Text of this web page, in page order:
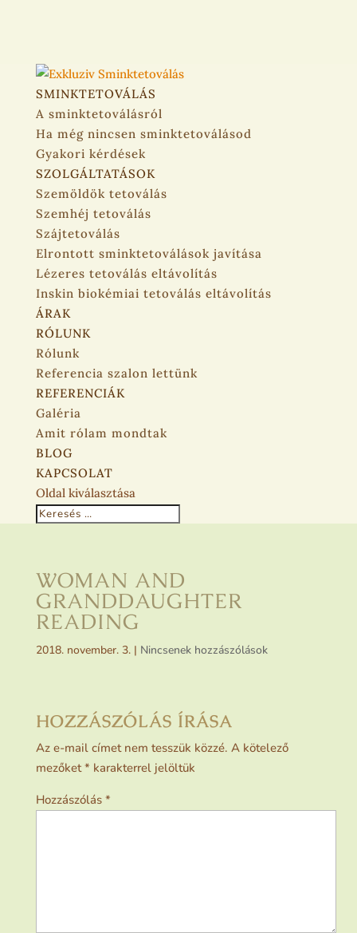
SMINKTETOVÁLÁS
A sminktetoválásról
Ha még nincsen sminktetoválásod
Gyakori kérdések
SZOLGÁLTATÁSOK
Szemöldök tetoválás
Szemhéj tetoválás
Szájtetoválás
Elrontott sminktetoválások javítása
Lézeres tetoválás eltávolítás
Inskin biokémiai tetoválás eltávolítás
ÁRAK
RÓLUNK
Rólunk
Referencia szalon lettünk
REFERENCIÁK
Galéria
Amit rólam mondtak
BLOG
KAPCSOLAT
Oldal kiválasztása
WOMAN AND
GRANDDAUGHTER
READING
2018. november. 3.| Nincsenek hozzászólások
HOZZÁSZÓLÁS ÍRÁSA
Az e-mail címet nem tesszük közzé. A kötelező
mezőket* karakterrel jelöltük
Hozzászólás *